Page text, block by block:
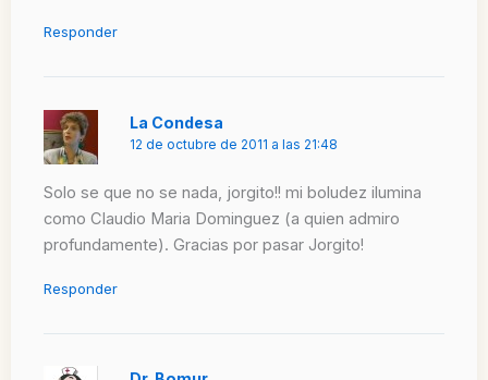
Responder
La Condesa
12 de octubre de 2011 a las 21:48
Solo se que no se nada, jorgito!! mi boludez ilumina
como Claudio Maria Dominguez (a quien admiro
profundamente). Gracias por pasar Jorgito!
Responder